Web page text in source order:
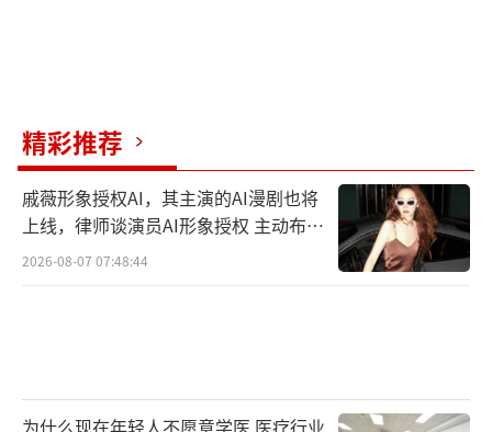
精彩推荐
戚薇形象授权AI，其主演的AI漫剧也将
上线，律师谈演员AI形象授权 主动布局
数字资产
2026-08-07 07:48:44
为什么现在年轻人不愿意学医 医疗行业